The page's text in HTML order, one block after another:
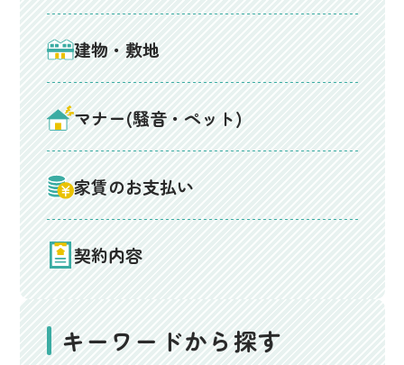
建物・敷地
マナー(騒音・ペット)
家賃のお支払い
契約内容
キーワードから探す